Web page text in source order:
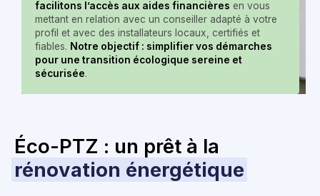
Éco-PTZ : un prêt à la
rénovation énergétique
facilitons l’accès aux aides financières en vous
mettant en relation avec un conseiller adapté à votre
profil et avec des installateurs locaux, certifiés et
fiables. Notre objectif : simplifier vos démarches
pour une transition écologique sereine et
sécurisée.